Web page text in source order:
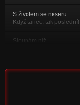
S životem se neseru
Když tanec, tak poslední!
Stoupám níž